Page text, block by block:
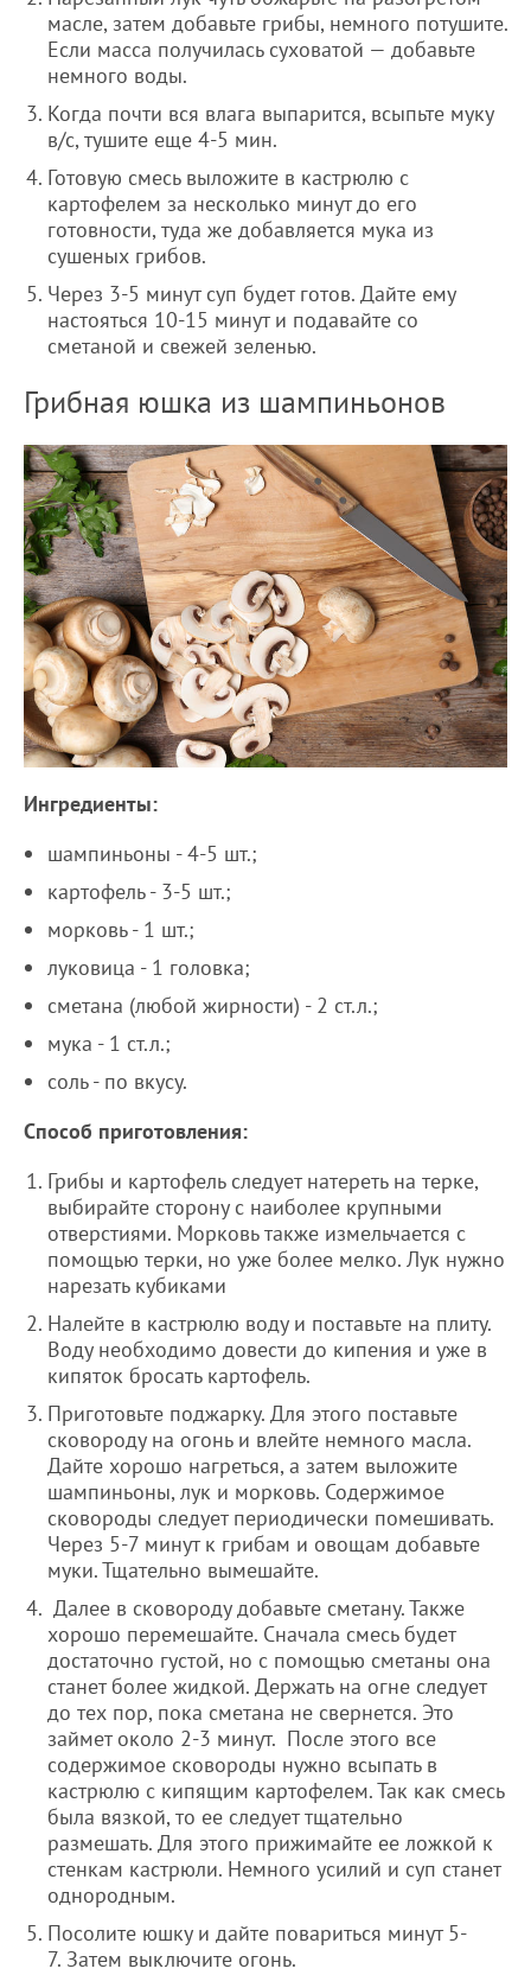
масле, затем добавьте грибы, немного потушите.
Если масса получилась суховатой — добавьте
немного воды.
Когда почти вся влага выпарится, всыпьте муку
в/с, тушите еще 4-5 мин.
Готовую смесь выложите в кастрюлю с
картофелем за несколько минут до его
готовности, туда же добавляется мука из
сушеных грибов.
Через 3-5 минут суп будет готов. Дайте ему
настояться 10-15 минут и подавайте со
сметаной и свежей зеленью.
Грибная юшка из шампиньонов
Ингредиенты:
шампиньоны - 4-5 шт.;
картофель - 3-5 шт.;
морковь - 1 шт.;
луковица - 1 головка;
сметана (любой жирности) - 2 ст.л.;
мука - 1 ст.л.;
соль - по вкусу.
Способ приготовления:
Грибы и картофель следует натереть на терке,
выбирайте сторону с наиболее крупными
отверстиями. Морковь также измельчается с
помощью терки, но уже более мелко. Лук нужно
нарезать кубиками
Налейте в кастрюлю воду и поставьте на плиту.
Воду необходимо довести до кипения и уже в
кипяток бросать картофель.
Приготовьте поджарку. Для этого поставьте
сковороду на огонь и влейте немного масла.
Дайте хорошо нагреться, а затем выложите
шампиньоны, лук и морковь. Содержимое
сковороды следует периодически помешивать.
Через 5-7 минут к грибам и овощам добавьте
муки. Тщательно вымешайте.
Далее в сковороду добавьте сметану. Также
хорошо перемешайте. Сначала смесь будет
достаточно густой, но с помощью сметаны она
станет более жидкой. Держать на огне следует
до тех пор, пока сметана не свернется. Это
займет около 2-3 минут. После этого все
содержимое сковороды нужно всыпать в
кастрюлю с кипящим картофелем. Так как смесь
была вязкой, то ее следует тщательно
размешать. Для этого прижимайте ее ложкой к
стенкам кастрюли. Немного усилий и суп станет
однородным.
Посолите юшку и дайте повариться минут 5-
7. Затем выключите огонь.